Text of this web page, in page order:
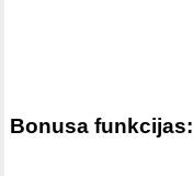
Bonusa funkcijas: